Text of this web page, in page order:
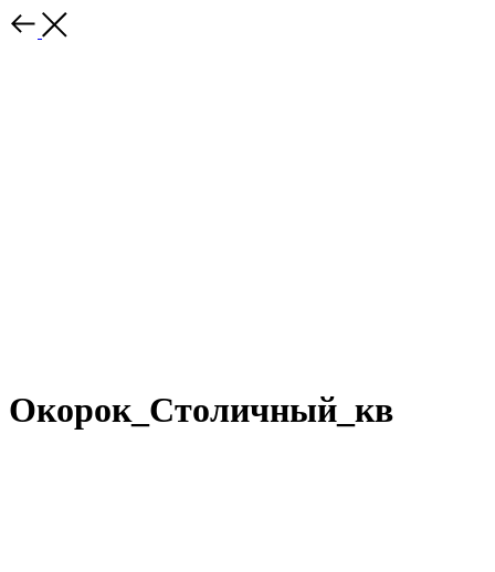
Окорок_Столичный_кв